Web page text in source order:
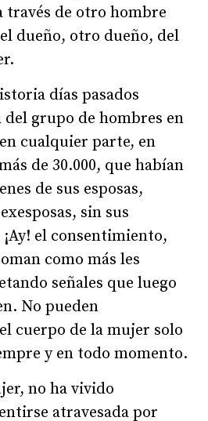
través de otro hombre
dueño, otro dueño, del
días pasados
grupo de hombres en
cualquier parte, en
de 30.000, que habían
de sus esposas,
sin sus
el consentimiento,
como más les
señales que luego
No pueden
cuerpo de la mujer solo
y en todo momento.
no ha vivido
atravesada por